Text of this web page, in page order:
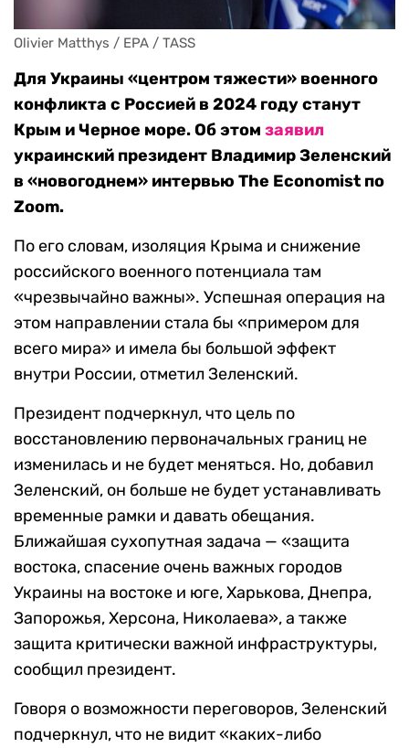
Olivier Matthys / EPA / TASS
Для Украины «центром тяжести» военного
конфликта с Россией в 2024 году станут
Крым и Черное море. Об этом заявил
украинский президент Владимир Зеленский
в «новогоднем» интервью The Economist по
Zoom.
По его словам, изоляция Крыма и снижение
российского военного потенциала там
«чрезвычайно важны». Успешная операция на
этом направлении стала бы «примером для
всего мира» и имела бы большой эффект
внутри России, отметил Зеленский.
Президент подчеркнул, что цель по
восстановлению первоначальных границ не
изменилась и не будет меняться. Но, добавил
Зеленский, он больше не будет устанавливать
временные рамки и давать обещания.
Ближайшая сухопутная задача — «защита
востока, спасение очень важных городов
Украины на востоке и юге, Харькова, Днепра,
Запорожья, Херсона, Николаева», а также
защита критически важной инфраструктуры,
сообщил президент.
Говоря о возможности переговоров, Зеленский
подчеркнул, что не видит «каких-либо